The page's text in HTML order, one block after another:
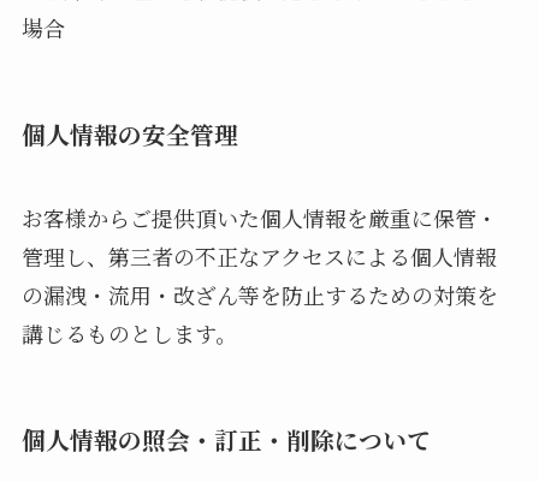
場合
個人情報の安全管理
お客様からご提供頂いた個人情報を厳重に保管・
管理し、第三者の不正なアクセスによる個人情報
の漏洩・流用・改ざん等を防止するための対策を
講じるものとします。
個人情報の照会・訂正・削除について